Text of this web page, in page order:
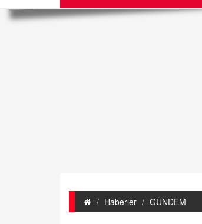
Haberler GÜNDEM